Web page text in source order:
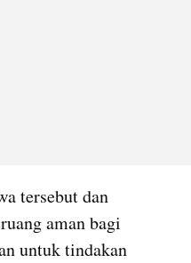
tersebut dan
aman bagi
untuk tindakan